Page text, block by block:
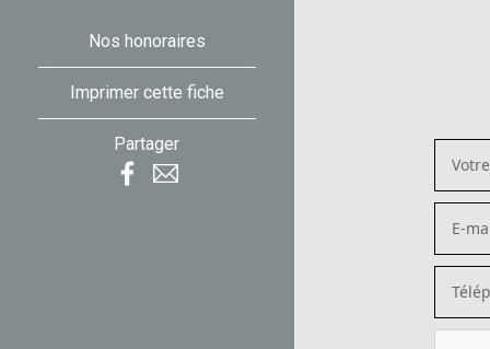
Nos honoraires
Imprimer cette fiche
Partager